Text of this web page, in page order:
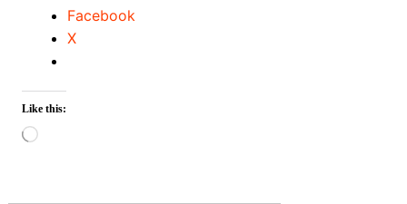
Facebook
X
Like this:
Loading…